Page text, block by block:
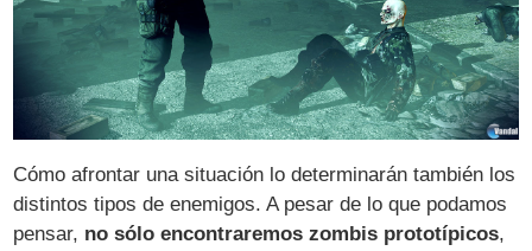
Cómo afrontar una situación lo determinarán también los
distintos tipos de enemigos. A pesar de lo que podamos
pensar, no sólo encontraremos zombis prototípicos,